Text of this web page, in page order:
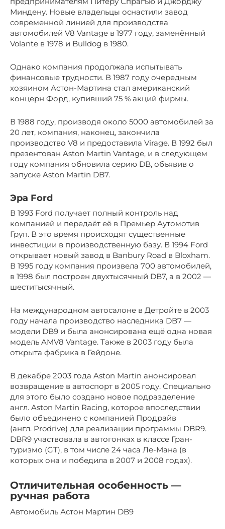
Миндену. Новые владельцы оснастили завод
современной линией для производства
автомобилей V8 Vantage в 1977 году, заменённый
Volante в 1978 и Bulldog в 1980.
Однако компания продолжала испытывать
финансовые трудности. В 1987 году очередным
хозяином Астон-Мартина стал американский
концерн Форд, купивший 75 % акций фирмы.
В 1988 году, производя около 5000 автомобилей за
20 лет, компания, наконец, закончила
производство V8 и предоставила Virage. В 1992 был
презентован Aston Martin Vantage, и в следующем
году компания обновила серию DB, объявив о
запуске Aston Martin DB7.
Эра Ford
В 1993 Ford получает полный контроль над
компанией и передаёт её в Премьер Аутомотив
Груп. В это время происходят существенные
инвестиции в производственную базу. В 1994 Ford
открывает новый завод в Banbury Road в Bloxham.
В 1995 году компания произвела 700 автомобилей,
в 1998 был построен двухтысячный DB7, а в 2002 —
шеститысячный.
На международном автосалоне в Детройте в 2003
году начала производство наследника DB7 —
модели DB9 и была анонсирована ещё одна новая
модель AMV8 Vantage. Также в 2003 году была
открыта фабрика в Гейдоне.
В декабре 2003 года Aston Martin анонсировал
возвращение в автоспорт в 2005 году. Специально
для этого было создано новое подразделение
англ. Aston Martin Racing, которое впоследствии
было объединено с компанией Продрайв
(англ. Prodrive) для реализации программы DBR9.
DBR9 участвовала в автогонках в классе Гран-
туризмо (GT), в том числе 24 часа Ле-Мана (в
которых она и победила в 2007 и 2008 годах).
Отличительная особенность —
ручная работа
Автомобиль Астон Мартин DB9